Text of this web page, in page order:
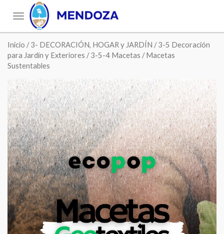
Toggle
navigation
Inicio /3- DECORACIÓN, HOGAR y JARDÍN /3-5 Decoración
para Jardín y Exteriores /3-5-4 Macetas / Macetas
Sustentables